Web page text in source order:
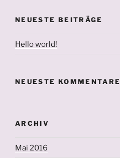
NEUESTE BEITRÄGE
Hello world!
NEUESTE KOMMENTARE
ARCHIV
Mai 2016